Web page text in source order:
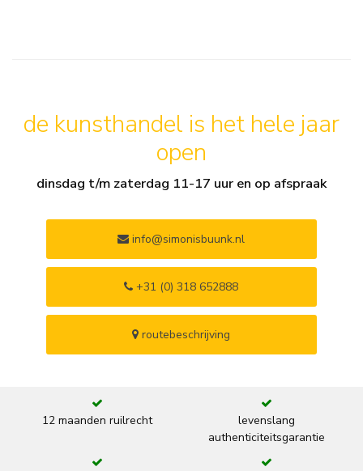
de kunsthandel is het hele jaar
open
dinsdag t/m zaterdag 11-17 uur en op afspraak
info@simonisbuunk.nl
+31 (0) 318 652888
routebeschrijving
12 maanden ruilrecht
levenslang
authenticiteitsgarantie